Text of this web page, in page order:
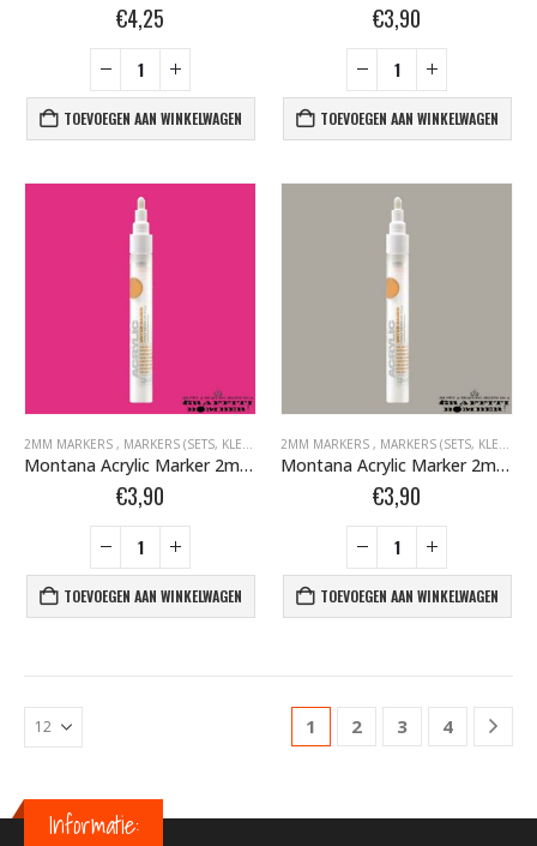
€4,25
TOEVOEGEN AAN WINKELWAGEN
€3,90
TOEVOEGEN AAN WINKELWAGEN
2MM MARKERS , MARKERS (SETS, KLEUR, EMPTY) ,MARKERS BOMBER.NL,MONTANA
Montana Acrylic Marker 2mm Fluor Roze F4000 Gleaming Pink 346316
€3,90
TOEVOEGEN AAN WINKELWAGEN
2MM MARKERS , MARKERS (SETS, KLEUR, EMPTY)
Montana Acrylic Marker 2mm G7030 Iron Curtain 323102
€3,90
TOEVOEGEN AAN WINKELWAGEN
1 2 3 4
Informatie: